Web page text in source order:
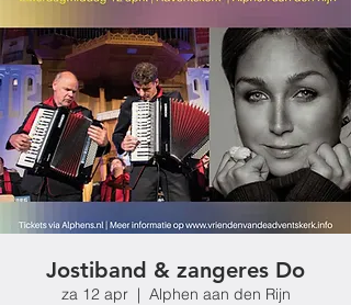
Jostiband & zangeres Do
za 12 apr
  |
Alphen aan den Rijn